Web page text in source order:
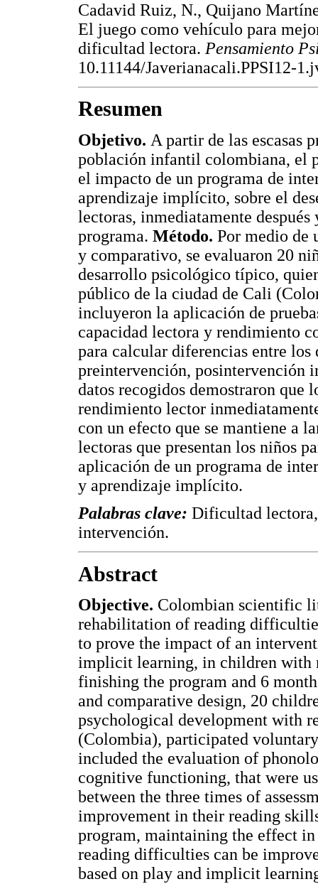
Cadavid Ruiz, N., Quijano
El juego como vehículo para
dificultad lectora. Pensamiento
10.11144/Javerianacali.PPSI12-
Resumen
Objetivo. A partir de las escasas
población infantil colombiana, el
el impacto de un programa de
aprendizaje implícito, sobre el
lectoras, inmediatamente
programa. Método. Por medio de
y comparativo, se evaluaron 20
desarrollo psicológico típico,
público de la ciudad de Cali
incluyeron la aplicación de
capacidad lectora y rendimiento
para calcular diferencias entre los
preintervención, posintervención
datos recogidos demostraron que
rendimiento lector
con un efecto que se mantiene a
lectoras que presentan los niños
aplicación de un programa de
y aprendizaje implícito.
Palabras clave: Dificultad
intervención.
Abstract
Objective. Colombian scientific
rehabilitation of reading
to prove the impact of an
implicit learning, in children with
finishing the program and 6
and comparative design, 20
psychological development with
(Colombia), participated
included the evaluation of
cognitive functioning, that were
between the three times of
improvement in their reading
program, maintaining the effect
reading difficulties can be
based on play and implicit